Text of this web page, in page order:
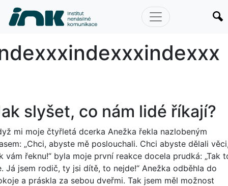
index
indexxxindexxx
slyšet, co nám lidé říkají?
mi moje čtyřletá dcerka Anežka řekla nazlobeným
„Chci, abyste mě poslouchali. Chci abyste dělali
vám řeknu!“ byla moje první reakce docela prudká: „Tak
Já jsem rodič, ty jsi dítě, to nejde!“ Anežka odběhla do
a práskla za sebou dveřmi. Tak jsem měl možnost